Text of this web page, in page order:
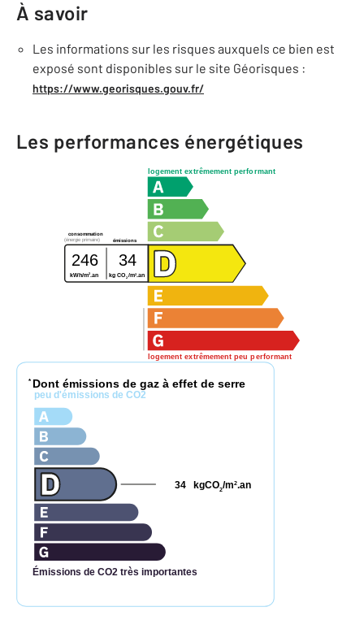
À savoir
Les informations sur les risques auxquels ce bien est
exposé sont disponibles sur le site Géorisques :
https://www.georisques.gouv.fr/
Les performances énergétiques
logement extrêmement performant
logement extrêmement peu performant
consommation
émissions
(énergie primaire)
246 34
kWh/m2.an kg CO2 /m2 .an
* Dont émissions de gaz à effet de serre
peu d'émissions de CO2
Émissions de CO2 très importantes
kgCO2/m2.an
34